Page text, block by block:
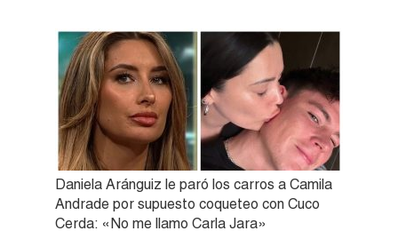
Daniela Aránguiz le paró los carros a Camila
Andrade por supuesto coqueteo con Cuco
Cerda: «No me llamo Carla Jara»